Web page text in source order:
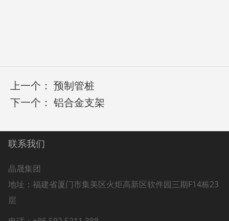
上一个： 预制管桩
下一个： 铝合金支架
联系我们
晶晟集团
地址： 福建省厦门市集美区火炬高新区软件园三期F14栋23
层